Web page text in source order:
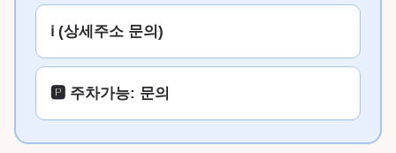
ℹ️ (상세주소 문의)
🅿️ 주차가능: 문의